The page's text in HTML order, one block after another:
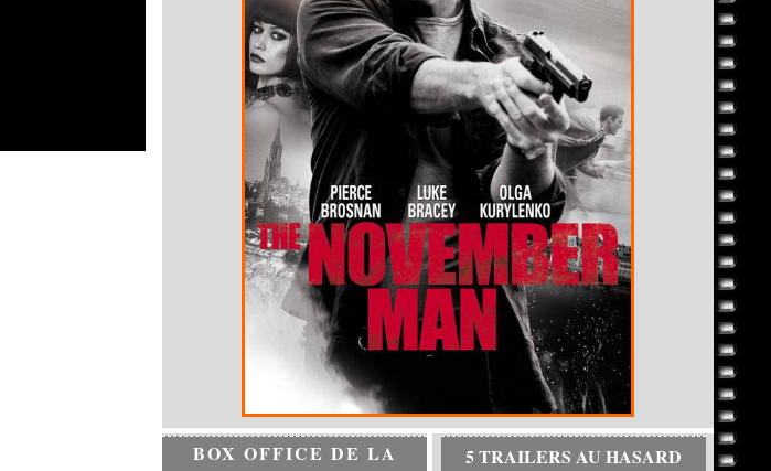
BOX OFFICE DE LA
5 TRAILERS AU HASARD